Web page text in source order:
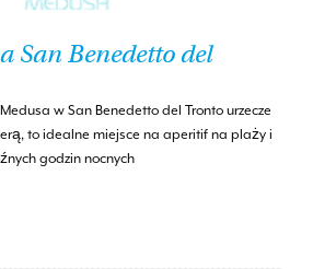
San Benedetto del
w San Benedetto del Tronto urzecze
to idealne miejsce na aperitif na plaży i
godzin nocnych